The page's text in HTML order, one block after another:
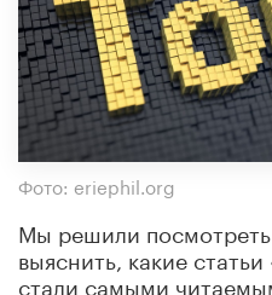
Фото: eriephil.org
Мы решили посмотреть
выяснить, какие
стали самыми